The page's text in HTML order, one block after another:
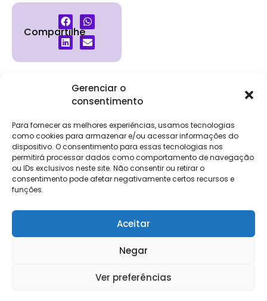
Gerenciar o
consentimento
Para fornecer as melhores experiências, usamos tecnologias
como cookies para armazenar e/ou acessar informações do
dispositivo. O consentimento para essas tecnologias nos
permitirá processar dados como comportamento de navegação
ou IDs exclusivos neste site. Não consentir ou retirar o
consentimento pode afetar negativamente certos recursos e
funções.
Aceitar
Negar
Ver preferências
Compartilhe
Institucional
Trabalhe
Conosco
Contato
Relatório de
Salarial
Clientes
Login
Eventos
Contábeis
Holos
NG Essence
Soluções
DP e RH
NG Folha
eKeep
FisCo
Keevo Software | CNPJ: 14.766.429/0001-07
Rua Rio de Janeiro, 1462 – Lourdes, Belo Horizonte – MG, 30160-042